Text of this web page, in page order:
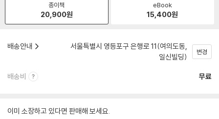
종이책
20,900원
eBook
15,400원
배송안내
서울특별시 영등포구 은행로 11(여의도동,
일신빌딩)
변경
배송비 무료
이미 소장하고 있다면 판매해 보세요.